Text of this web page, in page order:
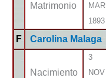
Matrimonio
MAR
1893
F Carolina Malaga
Nacimiento
3
NOV